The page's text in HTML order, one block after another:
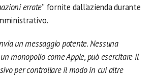
errate” fornite dall’azienda durante
un messaggio potente.Nessuna
monopolio come Apple, può esercitare il
per controllare il modo in cui altre